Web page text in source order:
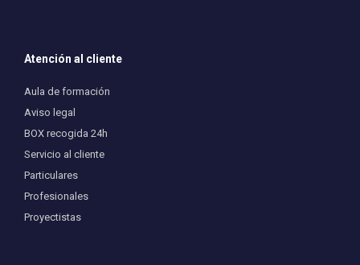
Atención al cliente
Aula de formación
Aviso legal
BOX recogida 24h
Servicio al cliente
Particulares
Profesionales
Proyectistas